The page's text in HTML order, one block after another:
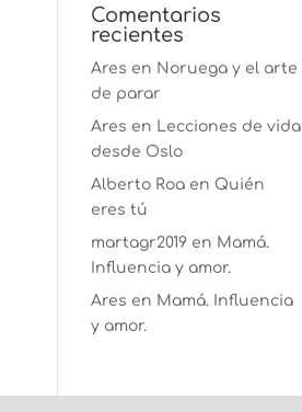
Comentarios
recientes
Ares en Noruega y el arte
de parar
Ares en Lecciones de vida
desde Oslo
Alberto Roa en Quién
eres tú
martagr2019 en Mamá.
Influencia y amor.
Ares en Mamá. Influencia
y amor.